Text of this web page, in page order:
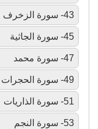
43- سورة الزخرف
45- سورة الجاثية
47- سورة محمد
49- سورة الحجرات
51- سورة الذاريات
53- سورة النجم